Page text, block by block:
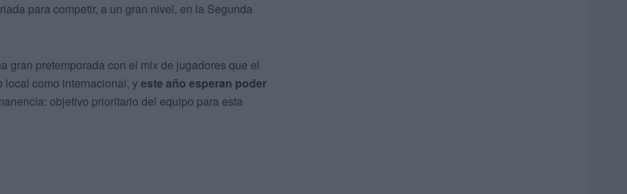
para competir, a un gran nivel, en la Segunda
gran pretemporada con el mix de jugadores que el
local como internacional, yeste año esperan poder
objetivo prioritario del equipo para esta